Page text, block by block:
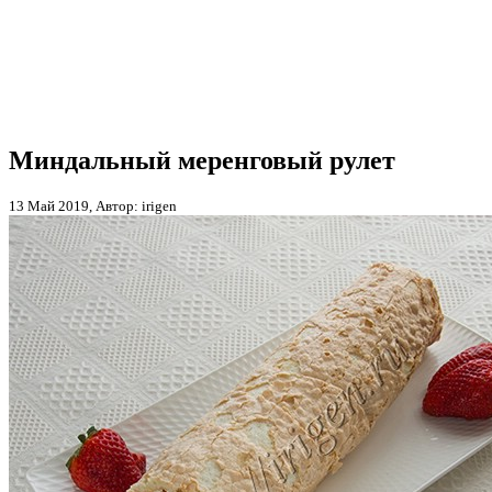
Миндальный меренговый рулет
13 Май 2019, Автор: irigen